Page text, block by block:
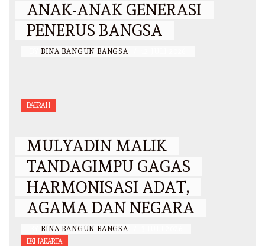
ANAK-ANAK GENERASI
PENERUS BANGSA
BINA BANGUN BANGSA
DAERAH
MULYADIN MALIK
TANDAGIMPU GAGAS
HARMONISASI ADAT,
AGAMA DAN NEGARA
BINA BANGUN BANGSA
DKI JAKARTA